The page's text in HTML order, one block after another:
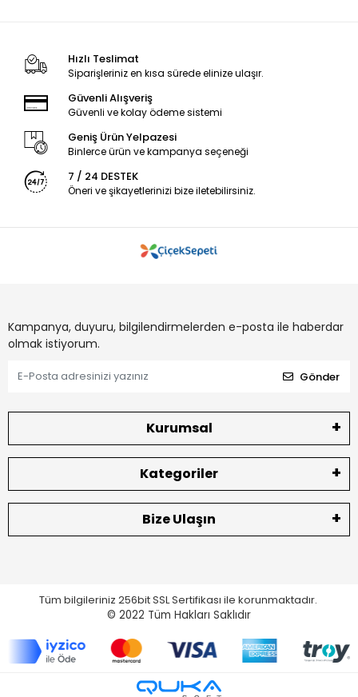
Hızlı Teslimat
Siparişleriniz en kısa sürede elinize ulaşır.
Güvenli Alışveriş
Güvenli ve kolay ödeme sistemi
Geniş Ürün Yelpazesi
Binlerce ürün ve kampanya seçeneği
7 / 24 DESTEK
Öneri ve şikayetlerinizi bize iletebilirsiniz.
Kampanya, duyuru, bilgilendirmelerden e-posta ile haberdar
olmak istiyorum.
Gönder
Kurumsal
Kategoriler
Bize Ulaşın
Tüm bilgileriniz 256bit SSL Sertifikası ile korunmaktadır.
© 2022 Tüm Hakları Saklıdır